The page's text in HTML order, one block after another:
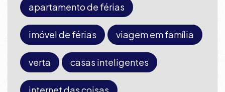
apartamento de férias
imóvel de férias viagem em família
verta casas inteligentes